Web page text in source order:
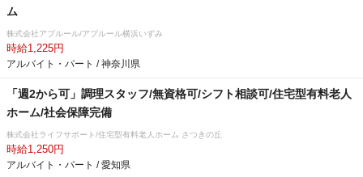
ム
株式会社アプルール/アプルール横浜いずみ
時給1,225円
アルバイト・パート / 神奈川県
「週2から可」調理スタッフ/無資格可/シフト相談可/住宅型有料老人
ホーム/社会保障完備
株式会社ライフサポート/住宅型有料老人ホーム さつきの丘
時給1,250円
アルバイト・パート / 愛知県